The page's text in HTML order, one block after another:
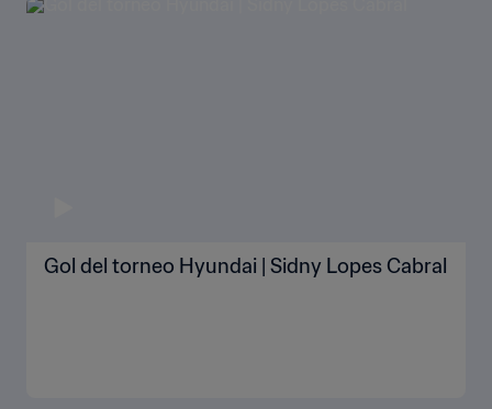
Gol del torneo Hyundai | Sidny Lopes Cabral